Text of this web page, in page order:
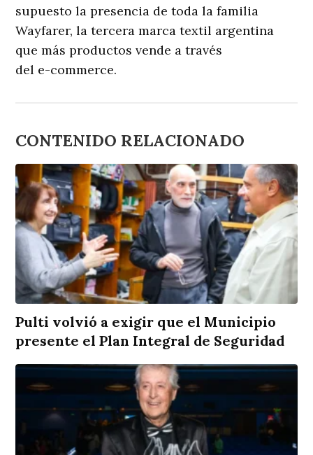
supuesto la presencia de toda la familia
Wayfarer, la tercera marca textil argentina
que más productos vende a través
del e-commerce.
CONTENIDO RELACIONADO
Pulti volvió a exigir que el Municipio
presente el Plan Integral de Seguridad